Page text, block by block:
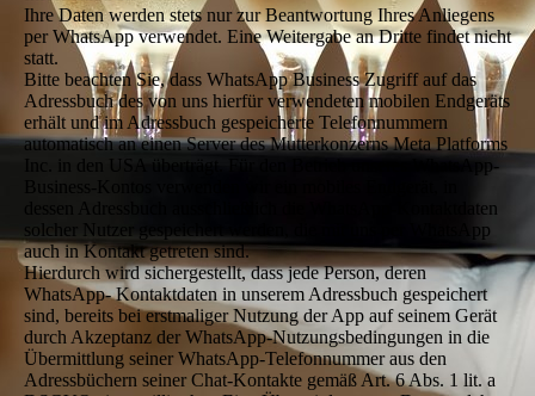
Ihre Daten werden stets nur zur Beantwortung Ihres Anliegens
per WhatsApp verwendet. Eine Weitergabe an Dritte findet nicht
statt.
Bitte beachten Sie, dass WhatsApp Business Zugriff auf das
Adressbuch des von uns hierfür verwendeten mobilen Endgeräts
erhält und im Adressbuch gespeicherte Telefonnummern
automatisch an einen Server des Mutterkonzerns Meta Platforms
Inc. in den USA überträgt. Für den Betrieb unseres WhatsApp-
dessen Adressbuch ausschließlich die WhatsApp-Kontaktdaten
solcher Nutzer gespeichert werden, die mit uns per WhatsApp
auch in Kontakt getreten sind.
Hierdurch wird sichergestellt, dass jede Person, deren
WhatsApp- Kontaktdaten in unserem Adressbuch gespeichert
sind, bereits bei erstmaliger Nutzung der App auf seinem Gerät
durch Akzeptanz der WhatsApp-Nutzungsbedingungen in die
Übermittlung seiner WhatsApp-Telefonnummer aus den
Adressbüchern seiner Chat-Kontakte gemäß Art. 6 Abs. 1 lit. a